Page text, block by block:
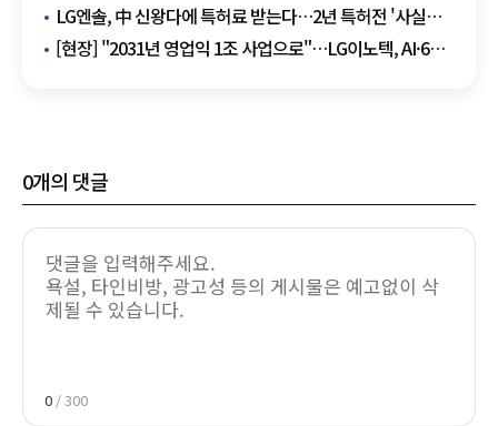
LG엔솔, 中 신왕다에 특허료 받는다…2년 특허전 '사실상
승리'
[현장] "2031년 영업익 1조 사업으로"…LG이노텍, AI·6G
0개의 댓글
0 / 300